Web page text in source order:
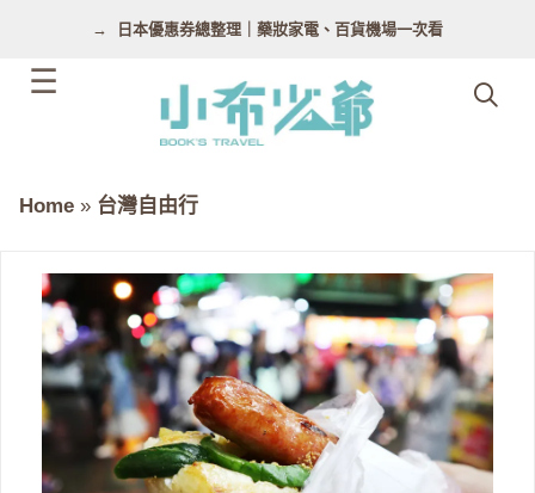
日本優惠券總整理｜藥妝家電、百貨機場一次看
Home » 台灣自由行